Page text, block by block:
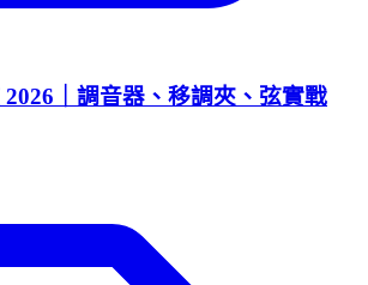
｜調音器、移調夾、弦實戰